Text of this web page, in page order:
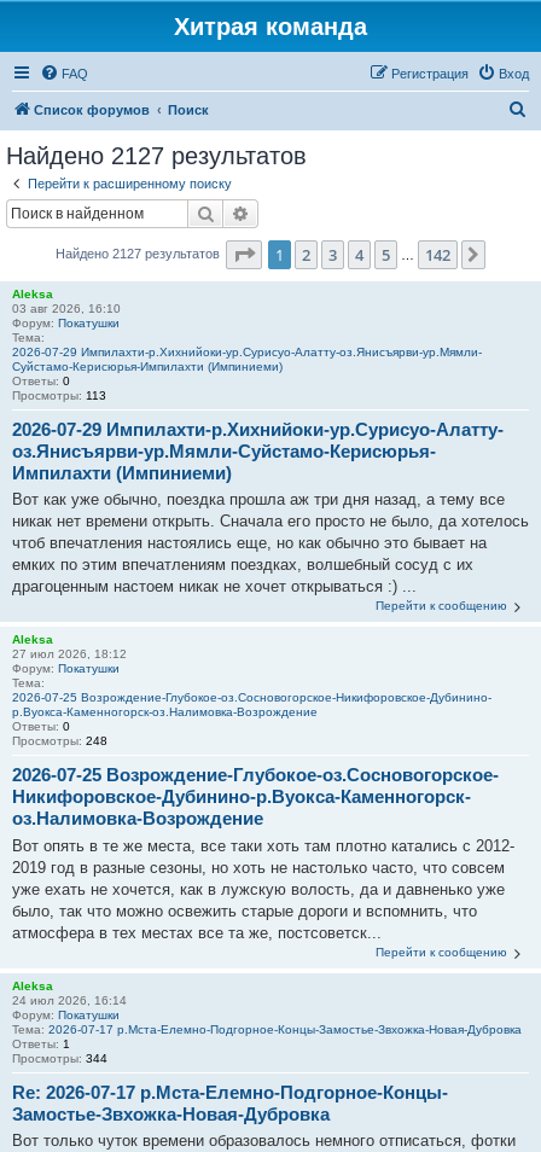
Хитрая команда
FAQ Вход
Регистрация
Список форумов Поиск
Найдено 2127 результатов
Перейти к расширенному поиску
Поиск
Найдено 2127 результатов Страница из 142
1 2 3 4 5 142
Aleksa
03 авг 2026, 16:10
Форум: Покатушки
Тема:
2026-07-29 Импилахти-р.Хихнийоки-ур.Сурисуо-Алатту-оз.Янисъярви-ур.Мямли-
Суйстамо-Керисюрья-Импилахти (Импиниеми)
Ответы: 0
Просмотры: 113
2026-07-29 Импилахти-р.Хихнийоки-ур.Сурисуо-Алатту-
оз.Янисъярви-ур.Мямли-Суйстамо-Керисюрья-
Импилахти (Импиниеми)
Вот как уже обычно, поездка прошла аж три дня назад, а тему все
никак нет времени открыть. Сначала его просто не было, да хотелось
чтоб впечатления настоялись еще, но как обычно это бывает на
емких по этим впечатлениям поездках, волшебный сосуд с их
драгоценным настоем никак не хочет открываться :) ...
Перейти к сообщению
Aleksa
27 июл 2026, 18:12
Форум: Покатушки
Тема:
2026-07-25 Возрождение-Глубокое-оз.Сосновогорское-Никифоровское-Дубинино-
р.Вуокса-Каменногорск-оз.Налимовка-Возрождение
Ответы: 0
Просмотры: 248
2026-07-25 Возрождение-Глубокое-оз.Сосновогорское-
Никифоровское-Дубинино-р.Вуокса-Каменногорск-
оз.Налимовка-Возрождение
Вот опять в те же места, все таки хоть там плотно катались с 2012-
2019 год в разные сезоны, но хоть не настолько часто, что совсем
уже ехать не хочется, как в лужскую волость, да и давненько уже
было, так что можно освежить старые дороги и вспомнить, что
атмосфера в тех местах все та же, постсоветск...
Перейти к сообщению
Aleksa
24 июл 2026, 16:14
Форум: Покатушки
Тема: 2026-07-17 р.Мста-Елемно-Подгорное-Концы-Замостье-Звхожка-Новая-Дубровка
Ответы: 1
Просмотры: 344
Re: 2026-07-17 р.Мста-Елемно-Подгорное-Концы-
Замостье-Звхожка-Новая-Дубровка
Вот только чуток времени образовалось немного отписаться, фотки